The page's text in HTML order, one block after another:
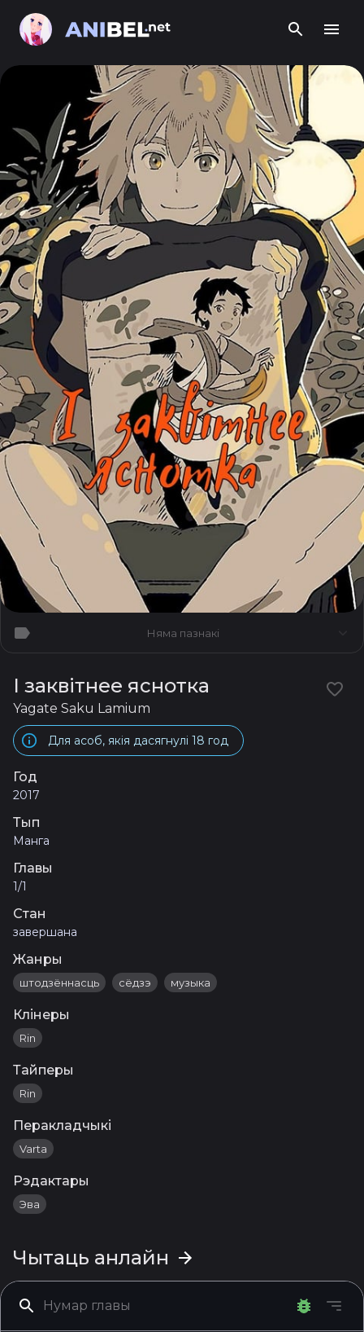
Няма пазнакі
І заквітнее яснотка
Yagate Saku Lamium
Для асоб, якія дасягнулі 18 год
Год
2017
Тып
Манга
Главы
1/1
Стан
завершана
Жанры
штодзённасць сёдзэ музыка
Клінеры
Rin
Тайперы
Rin
Перакладчыкі
Varta
Рэдактары
Эва
Чытаць анлайн